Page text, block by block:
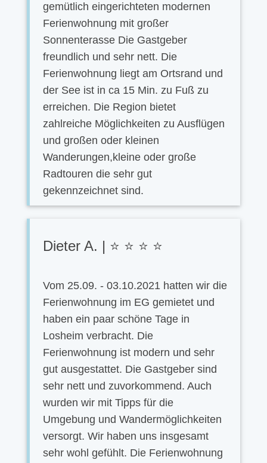
gemütlich eingerichteten modernen
Ferienwohnung mit großer
Sonnenterasse Die Gastgeber
freundlich und sehr nett. Die
Ferienwohnung liegt am Ortsrand und
der See ist in ca 15 Min. zu Fuß zu
erreichen. Die Region bietet
zahlreiche Möglichkeiten zu Ausflügen
und großen oder kleinen
Wanderungen,kleine oder große
Radtouren die sehr gut
gekennzeichnet sind.
Dieter A. | ⭐ ⭐ ⭐ ⭐
Vom 25.09. - 03.10.2021 hatten wir die
Ferienwohnung im EG gemietet und
haben ein paar schöne Tage in
Losheim verbracht. Die
Ferienwohnung ist modern und sehr
gut ausgestattet. Die Gastgeber sind
sehr nett und zuvorkommend. Auch
wurden wir mit Tipps für die
Umgebung und Wandermöglichkeiten
versorgt. Wir haben uns insgesamt
sehr wohl gefühlt. Die Ferienwohnung